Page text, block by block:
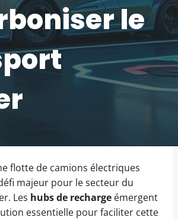
le
flotte de camions électriques
majeur pour le secteur du
Les hubs de recharge émergent
essentielle pour faciliter cette